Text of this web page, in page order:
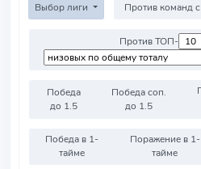
Выбор лиги Против команд с
Против ТОП-
Победа
до 1.5
Победа соп.
до 1.5
Победа в 1-
тайме
Поражение в 1-
тайме